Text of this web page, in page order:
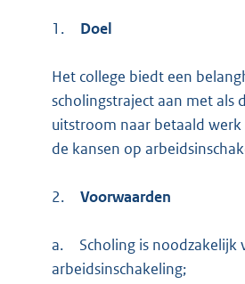
1. Doel
Het college biedt een
scholingstraject aan met als
uitstroom naar betaald
de kansen op
2. Voorwaarden
a.
Scholing is noodzakelijk
arbeidsinschakeling;